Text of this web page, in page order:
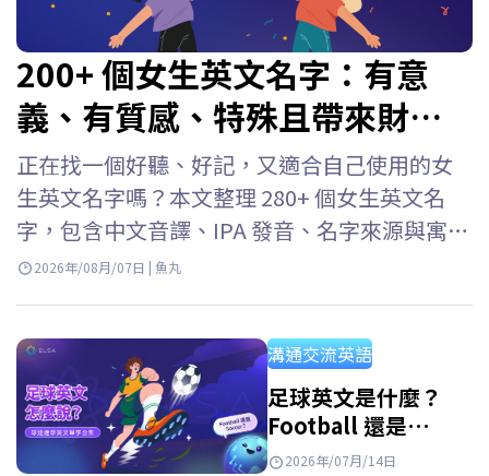
200+ 個女生英文名字：有意
義、有質感、特殊且帶來財
富！
正在找一個好聽、好記，又適合自己使用的女
生英文名字嗎？本文整理 280+ 個女生英文名
字，包含中文音譯、IPA 發音、名字來源與寓
意，並依照熱門、優雅、職場、冷門及個性風
選擇。 最適合你的英文名字女 想找到最適合你
的英文名字女嗎？其實從美国女性名字或者英
国女性名字中尋找靈感是一個很好的方法。許
多名字不僅好聽、好記，也帶有優雅又自信的
2026年/08月/07日 | 魚丸
溝通交流英語
足球英文是什麼？
Football 還是
Soccer？學完整足球
2026年/07月/14日